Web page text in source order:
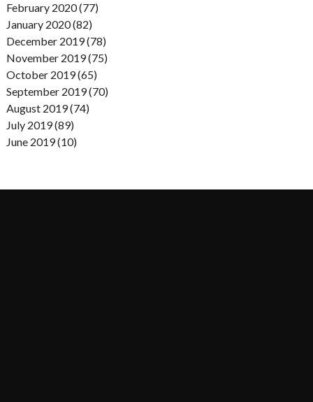
February 2020 (77)
January 2020 (82)
December 2019 (78)
November 2019 (75)
October 2019 (65)
September 2019 (70)
August 2019 (74)
July 2019 (89)
June 2019 (10)